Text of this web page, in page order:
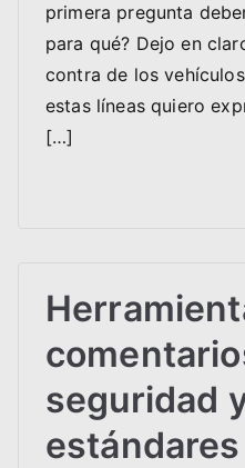
primera pregunta
para qué? Dejo en
contra de los
estas líneas quiero
[…]
seguridad